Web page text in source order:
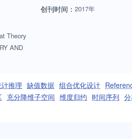
Theory
AND
创刊时间： 2017年
推理 缺值数据 组合优化设计
充分降维子空间 维度归约 时间序列